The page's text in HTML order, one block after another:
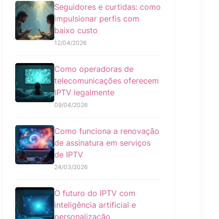
Seguidores e curtidas: como
impulsionar perfis com
baixo custo
12/04/2026
Como operadoras de
telecomunicações oferecem
IPTV legalmente
09/04/2026
Como funciona a renovação
de assinatura em serviços
de IPTV
24/03/2026
O futuro do IPTV com
inteligência artificial e
personalização